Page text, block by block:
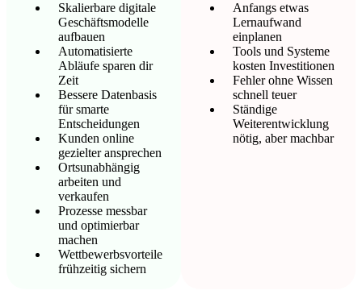
Skalierbare digitale
Geschäftsmodelle
aufbauen
Automatisierte
Abläufe sparen dir
Zeit
Bessere Datenbasis
für smarte
Entscheidungen
Kunden online
gezielter ansprechen
Ortsunabhängig
arbeiten und
verkaufen
Prozesse messbar
und optimierbar
machen
Wettbewerbsvorteile
frühzeitig sichern
Anfangs etwas
Lernaufwand
einplanen
Tools und Systeme
kosten Investitionen
Fehler ohne Wissen
schnell teuer
Ständige
Weiterentwicklung
nötig, aber machbar